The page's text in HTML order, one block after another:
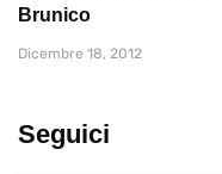
Brunico
Dicembre 18, 2012
Seguici